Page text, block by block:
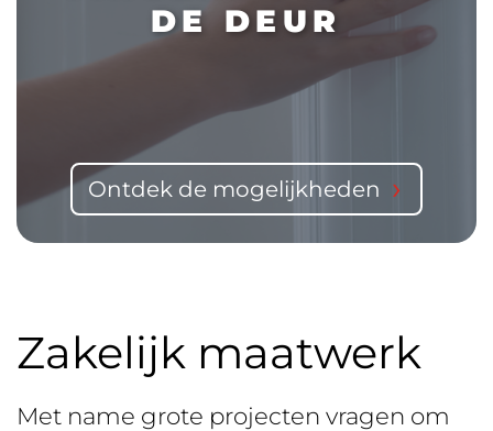
DE DEUR
Ontdek de mogelijkheden
Zakelijk maatwerk
Met name grote projecten vragen om